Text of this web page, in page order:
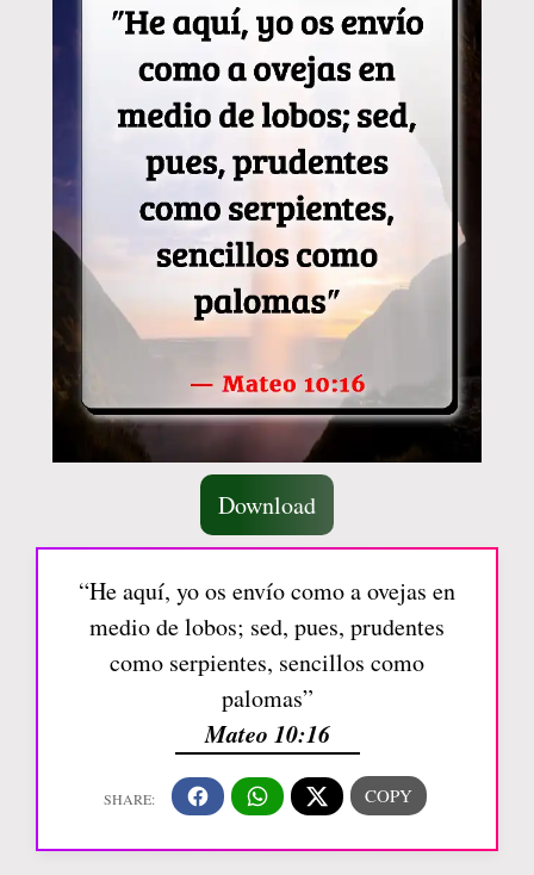
Download
“He aquí, yo os envío como a ovejas en
medio de lobos; sed, pues, prudentes
como serpientes, sencillos como
palomas”
Mateo 10:16